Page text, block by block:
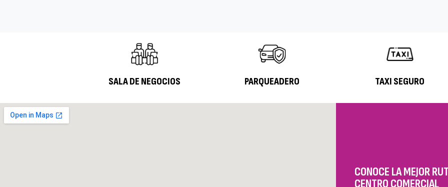
SALA DE NEGOCIOS PARQUEADERO TAXI SEGURO
CONOCE LA MEJOR
CENTRO COMERCIAL